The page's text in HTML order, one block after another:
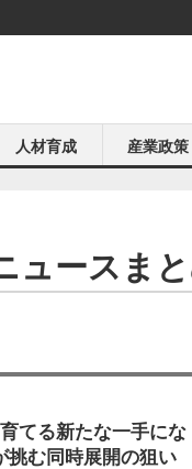
人材育成 産業政策
ュースま
てる新たな一手にな
挑む同時展開の狙い